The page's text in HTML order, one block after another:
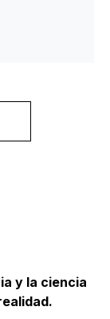
y la ciencia